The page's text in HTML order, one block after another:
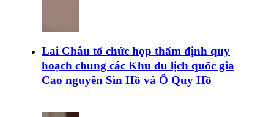
Lai Châu tổ chức họp thẩm định quy
hoạch chung các Khu du lịch quốc gia
Cao nguyên Sìn Hồ và Ô Quy Hồ